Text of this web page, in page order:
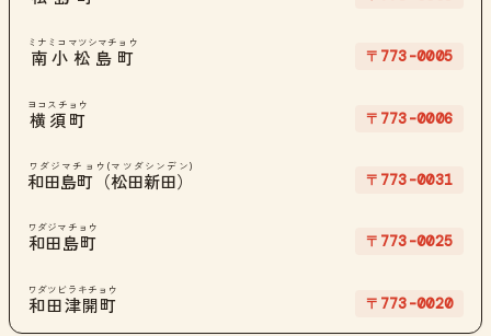
南小松島町
ミナミコマツシマチョウ
〒773-0005
横須町
ヨコスチョウ
〒773-0006
和田島町（松田新田）
ワダジマチョウ(マツダシンデン)
〒773-0031
和田島町
ワダジマチョウ
〒773-0025
和田津開町
ワダツビラキチョウ
〒773-0020